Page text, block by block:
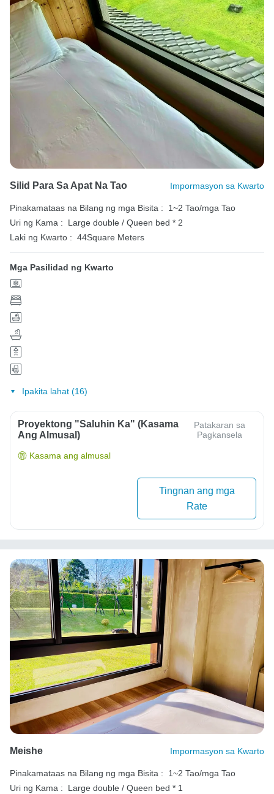
Silid Para Sa Apat Na Tao Impormasyon sa Kwarto
Pinakamataas na Bilang ng mga Bisita :
1~2 Tao/mga Tao
Uri ng Kama :
Large double / Queen bed * 2
Laki ng Kwarto : 44Square Meters
Mga Pasilidad ng Kwarto
Ipakita lahat (16)
Proyektong "Saluhin Ka" (Kasama
Ang Almusal)
Patakaran sa
Pagkansela
Kasama ang almusal
Tingnan ang mga
Rate
Meishe Impormasyon sa Kwarto
Pinakamataas na Bilang ng mga Bisita :
1~2 Tao/mga Tao
Uri ng Kama :
Large double / Queen bed * 1